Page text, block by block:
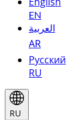
EN
العربية
AR
Русский
RU
RU